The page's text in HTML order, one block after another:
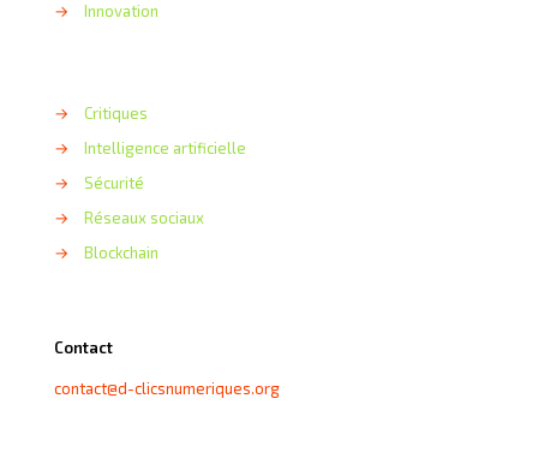
→
Innovation
→
Critiques
→
Intelligence artificielle
→
Sécurité
→
Réseaux sociaux
→
Blockchain
Contact
contact@d-clicsnumeriques.org